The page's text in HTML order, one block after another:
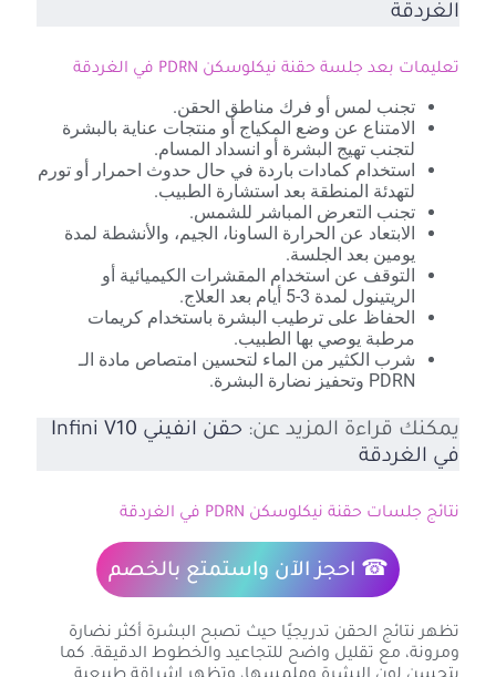
الغردقة
تعليمات بعد جلسة حقنة نيكلوسكن PDRN في الغردقة
تجنب لمس أو فرك مناطق الحقن.
الامتناع عن وضع المكياج أو منتجات عناية بالبشرة
لتجنب تهيج البشرة أو انسداد المسام.
استخدام كمادات باردة في حال حدوث احمرار أو تورم
لتهدئة المنطقة بعد استشارة الطبيب.
تجنب التعرض المباشر للشمس.
الابتعاد عن الحرارة الساونا، الجيم، والأنشطة لمدة
يومين بعد الجلسة.
التوقف عن استخدام المقشرات الكيميائية أو
الريتينول لمدة 3-5 أيام بعد العلاج.
الحفاظ على ترطيب البشرة باستخدام كريمات
مرطبة يوصي بها الطبيب.
شرب الكثير من الماء لتحسين امتصاص مادة الـ
PDRN وتحفيز نضارة البشرة.
يمكنك قراءة المزيد عن:
حقن انفيني Infini V10
في الغردقة
نتائج جلسات حقنة نيكلوسكن PDRN في الغردقة
☎ احجز الآن واستمتع بالخصم
تظهر نتائج الحقن تدريجيًا حيث تصبح البشرة أكثر نضارة
ومرونة، مع تقليل واضح للتجاعيد والخطوط الدقيقة. كما